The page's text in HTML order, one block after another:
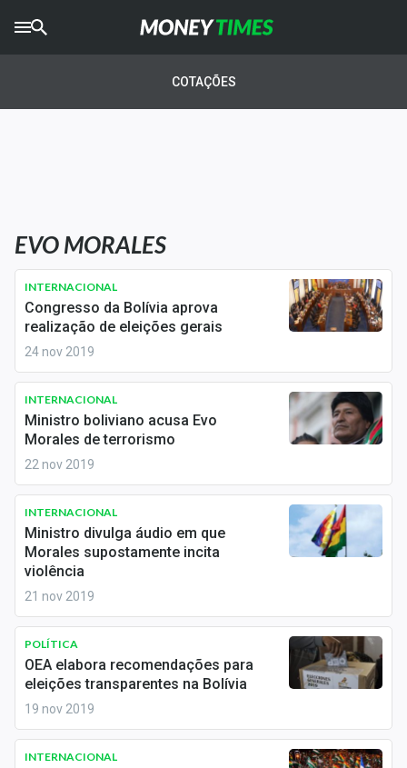
AGROTIMES
Newsletters
Money Trader
Anuncie
Últimas Notícias
Newsletters
Cotações
Comprar ou vender?
Carteiras Recomendadas
Central de Dividendos
Central de Fundos Imobiliários
Central dos IPOs
Renda Fixa
Finanças Pessoais
COTAÇÕES
EVO MORALES
INTERNACIONAL
Congresso da Bolívia aprova
realização de eleições gerais
24 nov 2019
INTERNACIONAL
Ministro boliviano acusa Evo
Morales de terrorismo
22 nov 2019
INTERNACIONAL
Ministro divulga áudio em que
Morales supostamente incita
violência
21 nov 2019
POLÍTICA
OEA elabora recomendações para
eleições transparentes na Bolívia
19 nov 2019
INTERNACIONAL